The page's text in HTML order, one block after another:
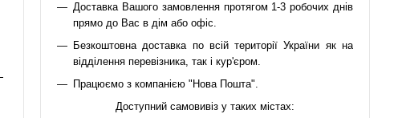
Доставка Вашого замовлення протягом 1-3 робочих днів
прямо до Вас в дім або офіс.
Безкоштовна доставка по всій території України як на
відділення перевізника, так і кур'єром.
Працюємо з компанією "Нова Пошта".
Доступний самовивіз у таких містах: